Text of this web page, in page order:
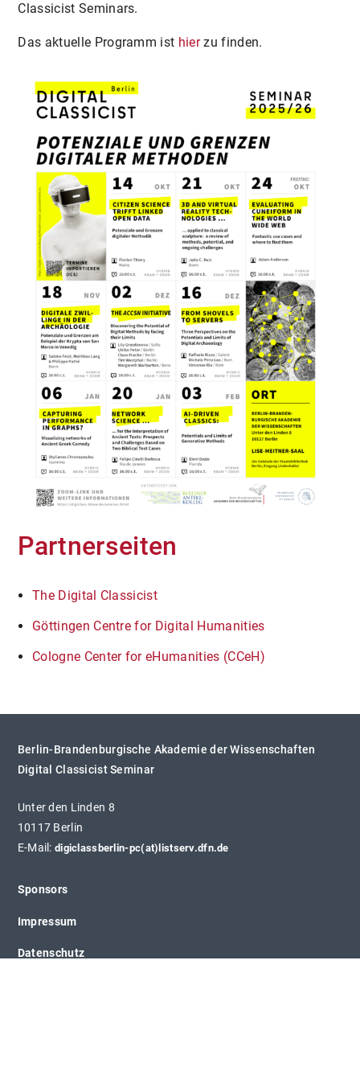
Classicist Seminars.
Das aktuelle Programm ist hierzu finden.
Partnerseiten
The Digital Classicist
Göttingen Centre for Digital Humanities
Cologne Center for eHumanities (CCeH)
Berlin-Brandenburgische Akademie der Wissenschaften
Digital Classicist Seminar
Unter den Linden 8
10117 Berlin
E-Mail:digiclassberlin-pc(at)listserv.dfn.de
Sponsors
Impressum
Datenschutz